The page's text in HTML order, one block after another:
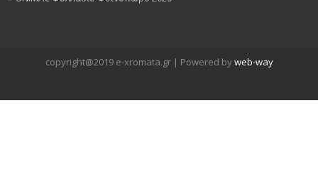
copyright@2019 e-xromata.gr | Powered byweb-way